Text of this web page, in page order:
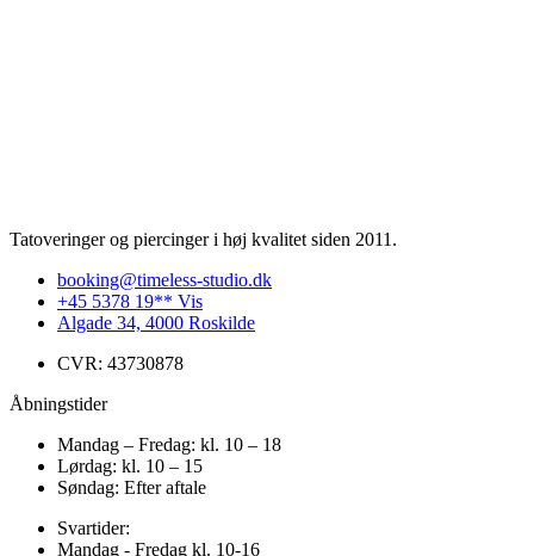
Tatoveringer og piercinger i høj kvalitet siden 2011.
booking@timeless-studio.dk
+45 5378 19** Vis
Algade 34, 4000 Roskilde
CVR: 43730878
Åbningstider
Mandag – Fredag: kl. 10 – 18
Lørdag: kl. 10 – 15
Søndag: Efter aftale
Svartider:
Mandag - Fredag kl. 10-16